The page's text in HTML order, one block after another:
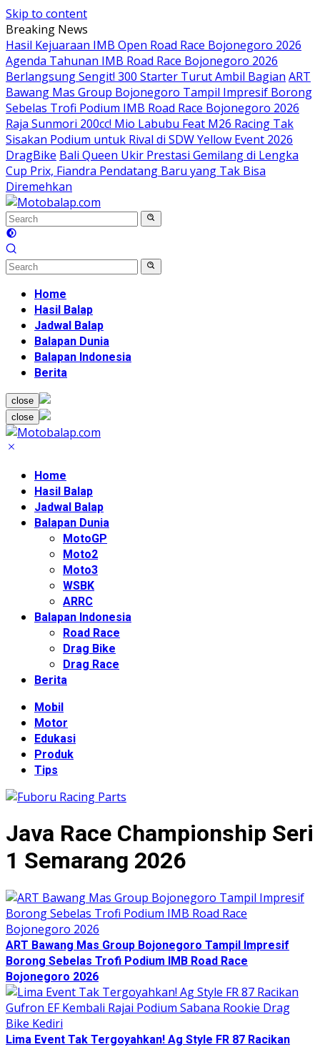
Skip to content
Breaking News
Hasil Kejuaraan IMB Open Road Race Bojonegoro 2026
Agenda Tahunan IMB Road Race Bojonegoro 2026
Berlangsung Sengit! 300 Starter Turut Ambil Bagian ART
Bawang Mas Group Bojonegoro Tampil Impresif Borong
Sebelas Trofi Podium IMB Road Race Bojonegoro 2026
Raja Sunmori 200cc! Mio Labubu Feat M26 Racing Tak
Sisakan Podium untuk Rival di SDW Yellow Event 2026
DragBike Bali Queen Ukir Prestasi Gemilang di Lengka
Cup Prix, Fiandra Pendatang Baru yang Tak Bisa
Diremehkan
Home
Hasil Balap
Jadwal Balap
Balapan Dunia
Balapan Indonesia
Berita
close
close
Home
Hasil Balap
Jadwal Balap
Balapan Dunia
MotoGP
Moto2
Moto3
WSBK
ARRC
Balapan Indonesia
Road Race
Drag Bike
Drag Race
Berita
Mobil
Motor
Edukasi
Produk
Tips
Java Race Championship Seri
1 Semarang 2026
ART Bawang Mas Group Bojonegoro Tampil Impresif
Borong Sebelas Trofi Podium IMB Road Race
Bojonegoro 2026
Lima Event Tak Tergoyahkan! Ag Style FR 87 Racikan